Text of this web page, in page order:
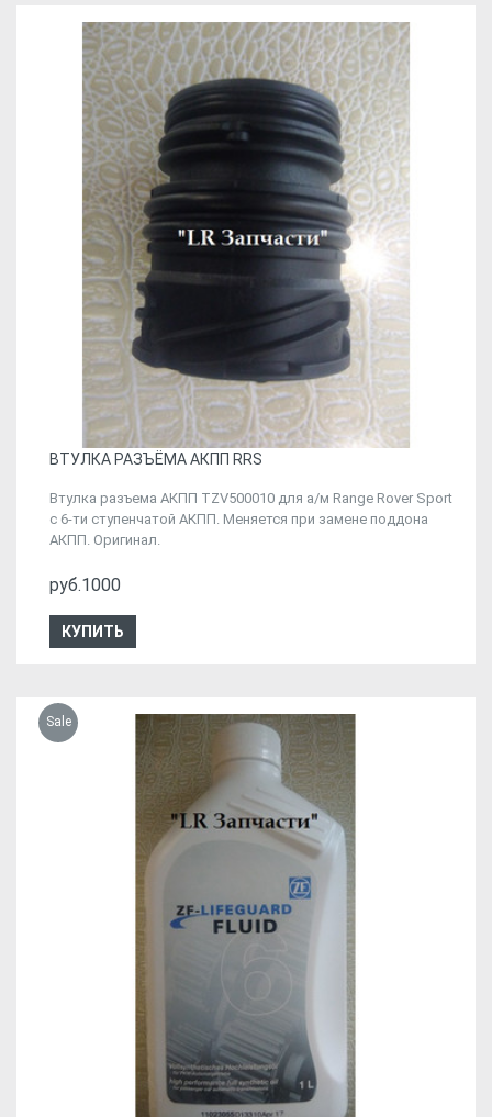
ВТУЛКА РАЗЪЁМА АКПП RRS
Втулка разъема АКПП TZV500010 для а/м Range Rover Sport
с 6-ти ступенчатой АКПП. Меняется при замене поддона
АКПП. Оригинал.
руб.1000
КУПИТЬ
Sale